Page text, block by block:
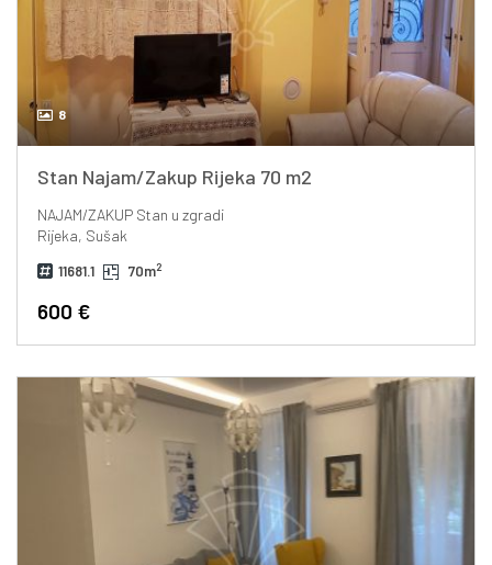
8
Stan Najam/Zakup Rijeka 70 m2
NAJAM/ZAKUPStan u zgradi
Rijeka, Sušak
11681.1 70m2
600 €